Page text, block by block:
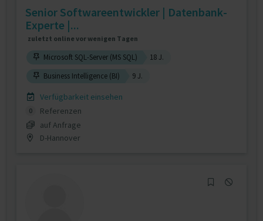
Senior Softwareentwickler | Datenbank-
Experte |...
zuletzt online vor wenigen Tagen
Microsoft SQL-Server (MS SQL)
18 J.
Business Intelligence (BI)
9 J.
Verfügbarkeit einsehen
0
Referenzen
auf Anfrage
D-Hannover